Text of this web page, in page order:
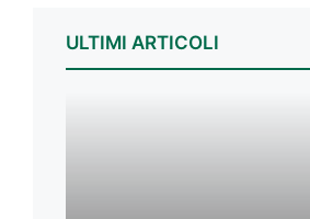
ULTIMI ARTICOLI